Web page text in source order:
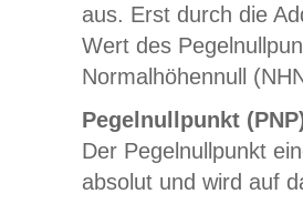
aus. Erst durch die
Wert des
Normalhöhennull
Pegelnullpunkt
Der Pegelnullpunkt
absolut und wird auf